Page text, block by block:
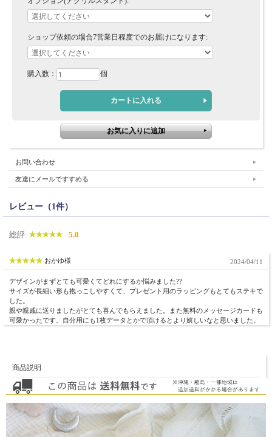
ショップ依頼の場合7営業日程度でのお届けになります:
購入数： 個
お問い合わせ
友達にメールですすめる
レビュー（1件）
総評: 5.0
おかゆ様 2024/04/11
デザインがまずとても可愛くてどれにするか悩みました??
サイズが長細い形も抱っこしやすくて、プレゼント用のラッピングもとてもステキで
した。
親や親戚に送りましたがとても喜んでもらえました。また無料のメッセージカードも
可愛かったです。自分用にも1枚データとかで頂けるとより嬉しいなと思いました。
商品説明